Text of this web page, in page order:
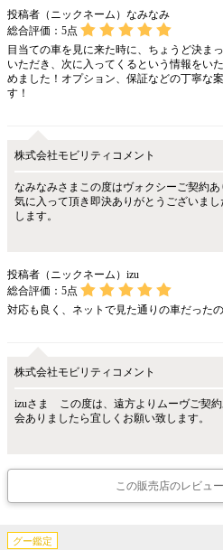
投稿者（ニックネーム）なみなみ
総合評価： 5点
目当ての車を見に来た時に、ちょうど決ま
いただき、次に入ってくるという情報をい
めました！オプション、保証などの丁寧な
す！
株式会社モビリティコメント
なみなみさまこの度はヴォクシーご契約
気に入って頂き即決ありがとうございま
します。
投稿者（ニックネーム）izu
総合評価： 5点
対応も良く、ネットで見た通りの車だった
株式会社モビリティコメント
izuさま この度は、遠方よりムーヴご契
会ありましたら宜しくお願い致します。
この販売店のレビュ
グー鑑定